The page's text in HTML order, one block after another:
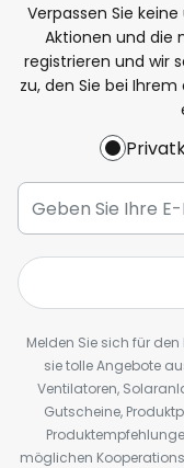
Verpassen Sie
Aktionen und die
registrieren und wir
zu, den Sie bei
Melden Sie sich für
sie tolle Angebote
Ventilatoren,
Gutscheine,
möglichen